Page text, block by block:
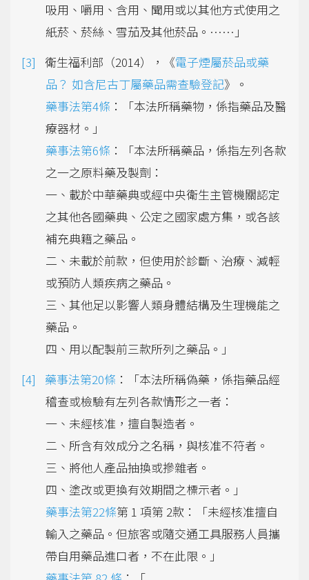
吸用、嚼用、含用、聞用或以其他方式使用之
紙菸、菸絲、雪茄及其他菸品。……」
衛生福利部（2014），《電子煙屬菸品或藥
品？ 如含尼古丁屬藥品需查驗登記》。
藥事法第4條 ：「本法所稱藥物，係指藥品及醫
療器材。」
藥事法第6條 ：「本法所稱藥品，係指左列各款
之一之原料藥及製劑：
一、載於中華藥典或經中央衛生主管機關認定
之其他各國藥典、公定之國家處方集，或各該
補充典籍之藥品。
二、未載於前款，但使用於診斷、治療、減輕
或預防人類疾病之藥品。
三、其他足以影響人類身體結構及生理機能之
藥品。
四、用以配製前三款所列之藥品。」
藥事法第20條 ：「本法所稱偽藥，係指藥品經
稽查或檢驗有左列各款情形之一者：
一、未經核准，擅自製造者。
二、所含有效成分之名稱，與核准不符者。
三、將他人產品抽換或摻雜者。
四、塗改或更換有效期間之標示者。」
藥事法第22條第 1 項第 2款：「未經核准擅自
輸入之藥品。但旅客或隨交通工具服務人員攜
帶自用藥品進口者，不在此限。」